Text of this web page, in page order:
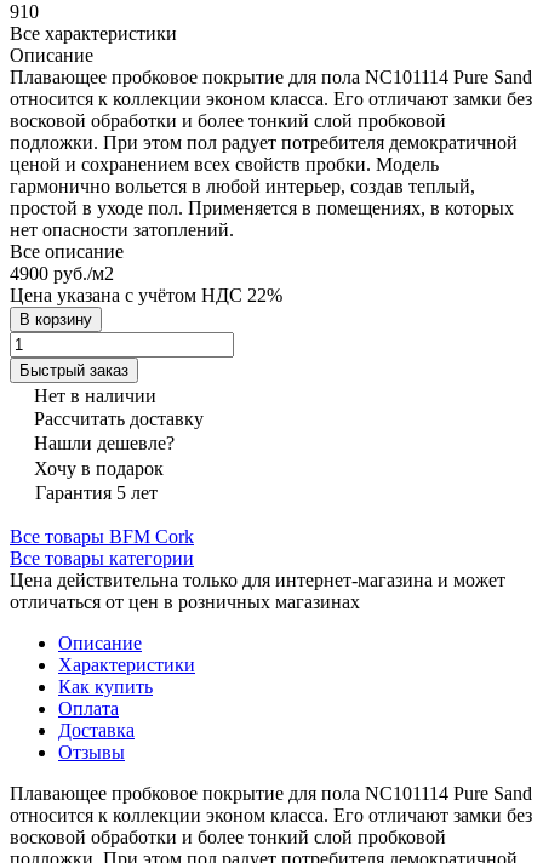
910
Все характеристики
Описание
Плавающее пробковое покрытие для пола NC101114 Pure Sand
относится к коллекции эконом класса. Его отличают замки без
восковой обработки и более тонкий слой пробковой
подложки. При этом пол радует потребителя демократичной
ценой и сохранением всех свойств пробки. Модель
гармонично вольется в любой интерьер, создав теплый,
простой в уходе пол. Применяется в помещениях, в которых
нет опасности затоплений.
Все описание
4900 руб./м2
Цена указана с учётом НДС 22%
В корзину
Быстрый заказ
Нет в наличии
Рассчитать доставку
Нашли дешевле?
Хочу в подарок
Гарантия 5 лет
Все товары BFM Cork
Все товары категории
Цена действительна только для интернет-магазина и может
отличаться от цен в розничных магазинах
Описание
Характеристики
Как купить
Оплата
Доставка
Отзывы
Плавающее пробковое покрытие для пола NC101114 Pure Sand
относится к коллекции эконом класса. Его отличают замки без
восковой обработки и более тонкий слой пробковой
подложки. При этом пол радует потребителя демократичной